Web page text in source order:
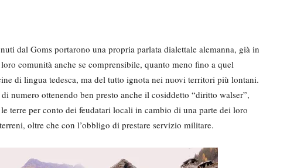
dal Goms portarono una propria parlata dialettale alemanna, già in
comunità anche se comprensibile, quanto meno fino a quel
di lingua tedesca, ma del tutto ignota nei nuovi territori più lontani.
numero ottenendo ben presto anche il cosiddetto “diritto walser”,
terre per conto dei feudatari locali in cambio di una parte dei loro
oltre che con l’obbligo di prestare servizio militare.